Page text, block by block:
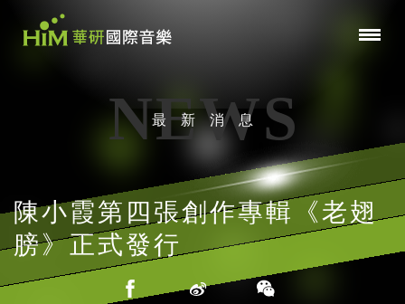
最新消息
NEWS
陳小霞第四張創作專輯《老翅
膀》正式發行